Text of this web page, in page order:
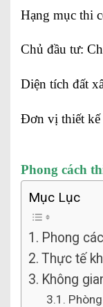
Hạng mục thi
Chủ đầu tư:
Diện tích đất
Đơn vị thiết kế
Phong cách
Mục Lục
Phong
Thực tế
Không